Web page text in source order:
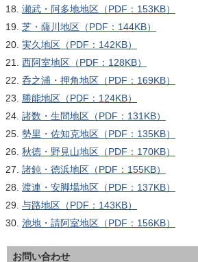
瀬武・阿多地地区（PDF：153KB）
芝・薩川地区（PDF：144KB）
実久地区（PDF：142KB）
西阿室地区（PDF：128KB）
呑之浦・押角地区（PDF：169KB）
勝能地区（PDF：124KB）
諸数・生間地区（PDF：131KB）
勢里・佐知克地区（PDF：135KB）
秋徳・野見山地区（PDF：170KB）
諸鈍・徳浜地区（PDF：155KB）
渡連・安脚場地区（PDF：137KB）
与路地区（PDF：143KB）
池地・請阿室地区（PDF：156KB）
お問い合わせ